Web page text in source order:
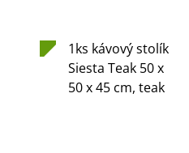
1ks kávový stolík
Siesta Teak 50 x
50 x 45 cm, teak